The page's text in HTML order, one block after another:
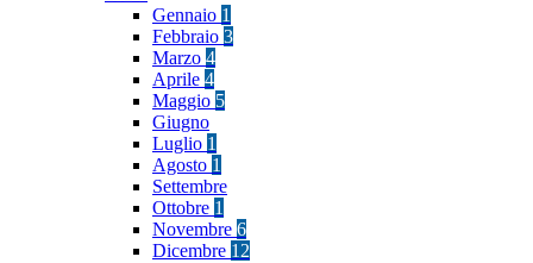
Gennaio 1
Febbraio 3
Marzo 4
Aprile 4
Maggio 5
Giugno
Luglio 1
Agosto 1
Settembre
Ottobre 1
Novembre 6
Dicembre 12